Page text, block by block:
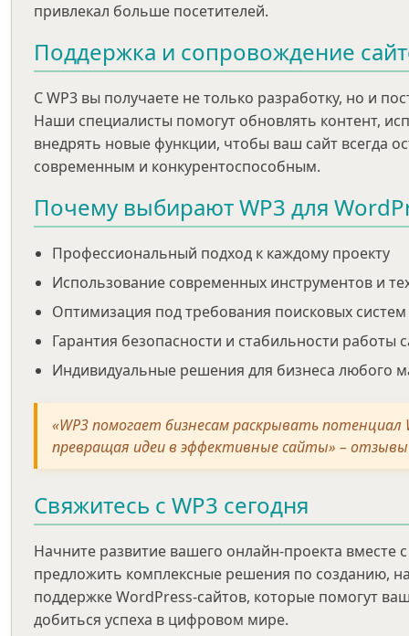
привлекал больше посетителей.
Поддержка и сопровождение
С WP3 вы получаете не только разработку, но и
Наши специалисты помогут обновлять контент,
внедрять новые функции, чтобы ваш сайт всегда
современным и конкурентоспособным.
Почему выбирают WP3 для
Профессиональный подход к каждому проекту
Использование современных инструментов и
Оптимизация под требования поисковых систем
Гарантия безопасности и стабильности работы
Индивидуальные решения для бизнеса любого
«WP3 помогает бизнесам раскрывать потенциал
превращая идеи в эффективные сайты» –
Свяжитесь с WP3 сегодня
Начните развитие вашего онлайн-проекта вместе
предложить комплексные решения по созданию,
поддержке WordPress-сайтов, которые помогут
добиться успеха в цифровом мире.